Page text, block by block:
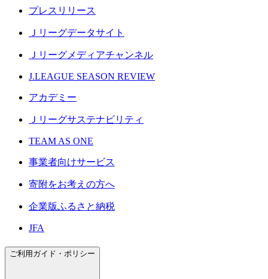
プレスリリース
Ｊリーグデータサイト
Ｊリーグメディアチャンネル
J.LEAGUE SEASON REVIEW
アカデミー
Ｊリーグサステナビリティ
TEAM AS ONE
事業者向けサービス
寄附をお考えの方へ
企業版ふるさと納税
JFA
ご利用ガイド・ポリシー